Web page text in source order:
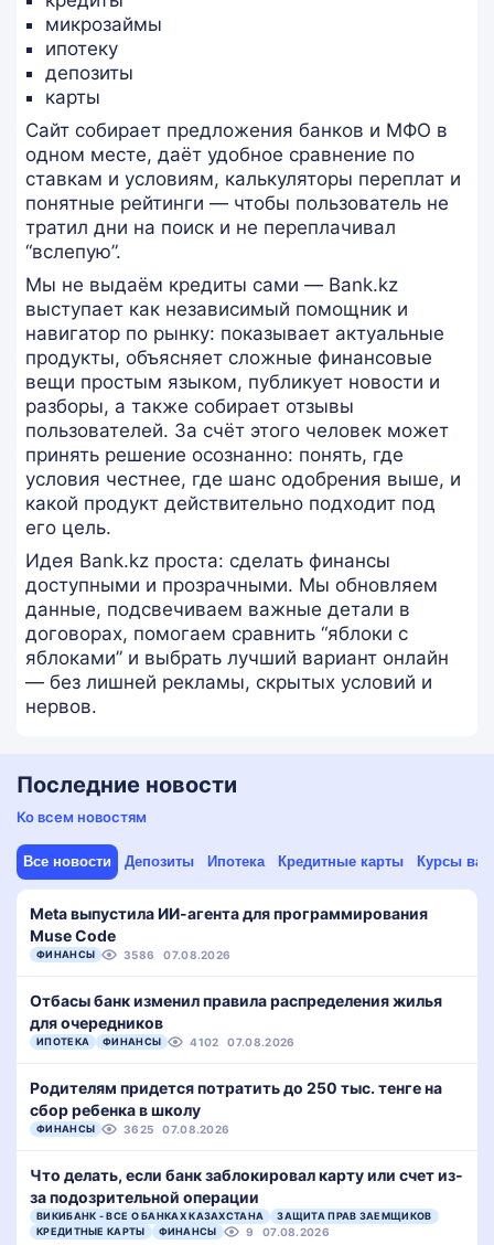
микрозаймы
ипотеку
депозиты
карты
Сайт собирает предложения банков и МФО в
одном месте, даёт удобное сравнение по
ставкам и условиям, калькуляторы переплат и
понятные рейтинги — чтобы пользователь не
тратил дни на поиск и не переплачивал
“вслепую”.
Мы не выдаём кредиты сами — Bank.kz
выступает как независимый помощник и
навигатор по рынку: показывает актуальные
продукты, объясняет сложные финансовые
вещи простым языком, публикует новости и
разборы, а также собирает отзывы
пользователей. За счёт этого человек может
принять решение осознанно: понять, где
условия честнее, где шанс одобрения выше, и
какой продукт действительно подходит под
его цель.
Идея Bank.kz проста: сделать финансы
доступными и прозрачными. Мы обновляем
данные, подсвечиваем важные детали в
договорах, помогаем сравнить “яблоки с
яблоками” и выбрать лучший вариант онлайн
— без лишней рекламы, скрытых условий и
нервов.
Последние новости
Ко всем новостям
Все новости Депозиты Ипотека Кредитные карты Курсы
Meta выпустила ИИ-агента для программирования
Muse Code
ФИНАНСЫ 3586 07.08.2026
Отбасы банк изменил правила распределения жилья
для очередников
ИПОТЕКА ФИНАНСЫ 4102 07.08.2026
Родителям придется потратить до 250 тыс. тенге на
сбор ребенка в школу
ФИНАНСЫ 3625 07.08.2026
Что делать, если банк заблокировал карту или счет из-
за подозрительной операции
ВИКИБАНК - ВСЕ О БАНКАХ КАЗАХСТАНА
ЗАЩИТА ПРАВ ЗАЕМЩИКОВ
КРЕДИТНЫЕ КАРТЫ
ФИНАНСЫ 9 07.08.2026